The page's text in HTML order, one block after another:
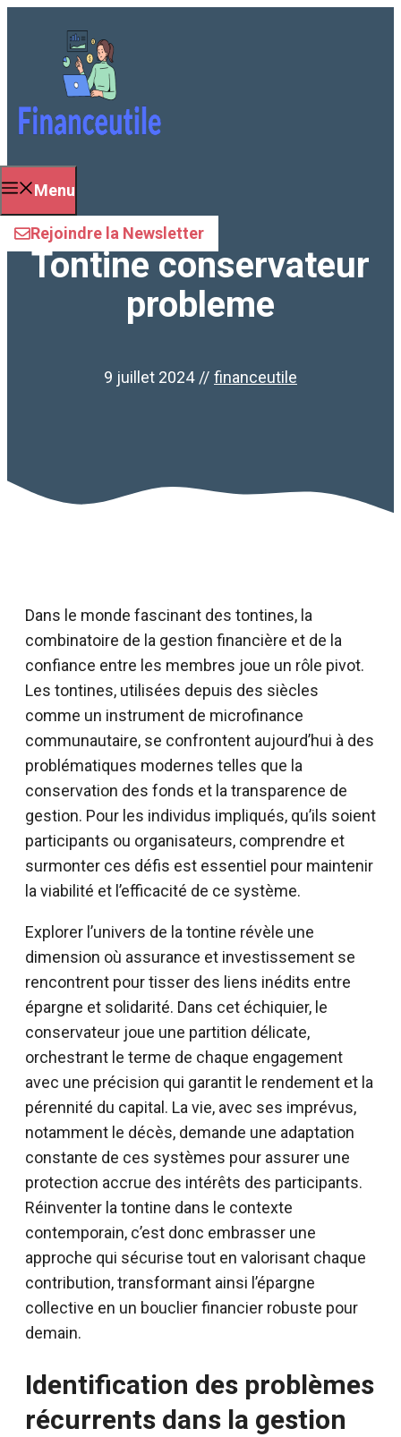
Menu
Rejoindre la Newsletter
Tontine conservateur
probleme
9 juillet 2024 // financeutile
Dans le monde fascinant des tontines, la
combinatoire de la gestion financière et de la
confiance entre les membres joue un rôle pivot.
Les tontines, utilisées depuis des siècles
comme un instrument de microfinance
communautaire, se confrontent aujourd’hui à des
problématiques modernes telles que la
conservation des fonds et la transparence de
gestion. Pour les individus impliqués, qu’ils soient
participants ou organisateurs, comprendre et
surmonter ces défis est essentiel pour maintenir
la viabilité et l’efficacité de ce système.
Explorer l’univers de la tontine révèle une
dimension où assurance et investissement se
rencontrent pour tisser des liens inédits entre
épargne et solidarité. Dans cet échiquier, le
conservateur joue une partition délicate,
orchestrant le terme de chaque engagement
avec une précision qui garantit le rendement et la
pérennité du capital. La vie, avec ses imprévus,
notamment le décès, demande une adaptation
constante de ces systèmes pour assurer une
protection accrue des intérêts des participants.
Réinventer la tontine dans le contexte
contemporain, c’est donc embrasser une
approche qui sécurise tout en valorisant chaque
contribution, transformant ainsi l’épargne
collective en un bouclier financier robuste pour
demain.
Identification des problèmes
récurrents dans la gestion